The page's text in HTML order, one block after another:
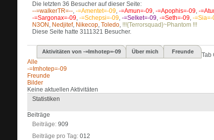
Die letzten 36 Besucher auf dieser Seite:
--=walkerTR=--, -=Amentet=-09, -=Amun=-09, -=Apophis=-09, -
-=Sargonax=-09, -=Schepsi=-09, -=Selket=-09, -=Seth=-09, -=Sia=-
N3ON , Nedjitef, Nikecop, Toledo, !!!{Terrorsquad}~Phantom !!!
Diese Seite hatte 3111321 Besucher.
Aktivitäten von -=Imhotep=-09 Über mich Freunde
Tab
Alle
-=Imhotep=-09
Freunde
Bilder
Keine aktuellen Aktivitäten
Statistiken
Beiträge
Beiträge 909
Beiträge pro Tag 012